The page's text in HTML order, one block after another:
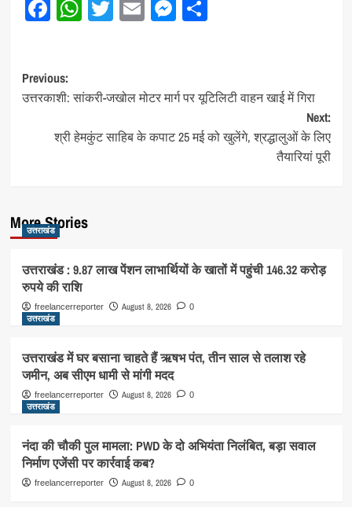
Facebook
WhatsApp
Twitter
EmailMessenger
Share
Post
navigation
Previous:
उत्तरकाशी: सांकरी-जखोल मोटर मार्ग पर यूटिलिटी वाहन खाई में गिरा
Next:
श्री हेमकुंट साहिब के कपाट 25 मई को खुलेंगे, श्रद्धालुओं के लिए
तैयारियां पूरी
More Stories
उत्तराखंड
उत्तराखंड : 9.87 लाख पेंशन लाभार्थियों के खातों में पहुंची 146.32 करोड़
रुपये की राशि
freelancerreporter August 8, 2026 0
उत्तराखंड
उत्तराखंड में घर बसाना चाहते हैं ऋषभ पंत, तीन साल से तलाश रहे
जमीन, अब सीएम धामी से मांगी मदद
freelancerreporter August 8, 2026 0
उत्तराखंड
नंदा की चौकी पुल मामला: PWD के दो अभियंता निलंबित, बड़ा सवाल
निर्माण एजेंसी पर कार्रवाई कब?
freelancerreporter August 8, 2026 0